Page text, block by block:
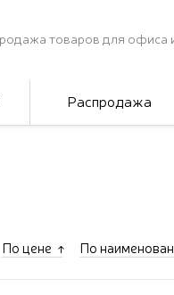
товаров для офиса
Распродажа
По цене По